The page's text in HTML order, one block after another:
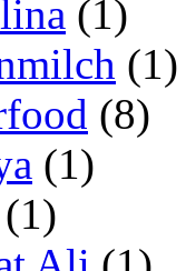
(1)
(1)
(8)
(1)
(1)